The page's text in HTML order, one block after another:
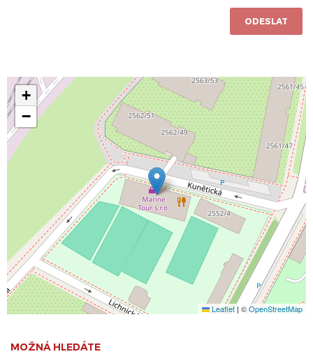
ODESLAT
+
−
Leaflet | ©OpenStreetMap
MOŽNÁ HLEDÁTE